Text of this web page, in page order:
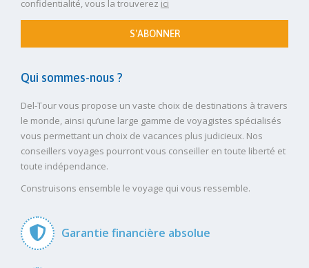
confidentialité, vous la trouverez ici
S'ABONNER
Qui sommes-nous ?
Del-Tour vous propose un vaste choix de destinations à travers
le monde, ainsi qu’une large gamme de voyagistes spécialisés
vous permettant un choix de vacances plus judicieux. Nos
conseillers voyages pourront vous conseiller en toute liberté et
toute indépendance.
Construisons ensemble le voyage qui vous ressemble.
Garantie financière absolue